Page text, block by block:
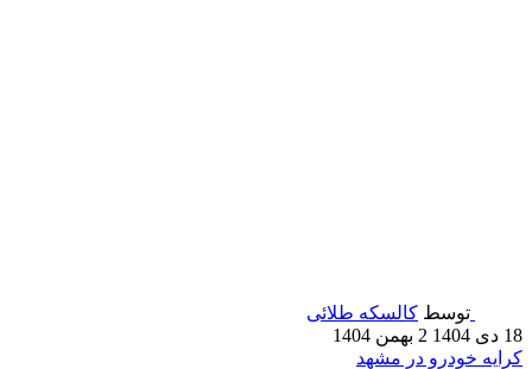
توسط کالسکه طلائی
18 دی 1404
2 بهمن 1404
کرایه خودرو در مشهد